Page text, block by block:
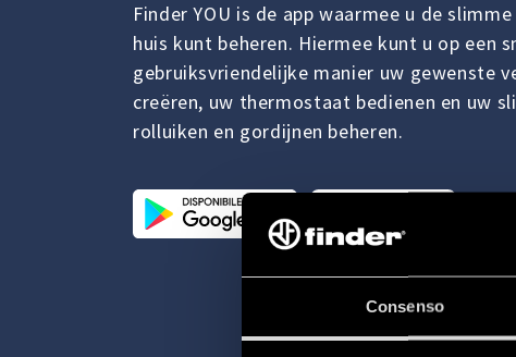
Consenso
Finder YOU is de app waarmee u de
huis kunt beheren. Hiermee kunt u op een
gebruiksvriendelijke manier uw gewenste
creëren, uw thermostaat bedienen en uw
rolluiken en gordijnen beheren.